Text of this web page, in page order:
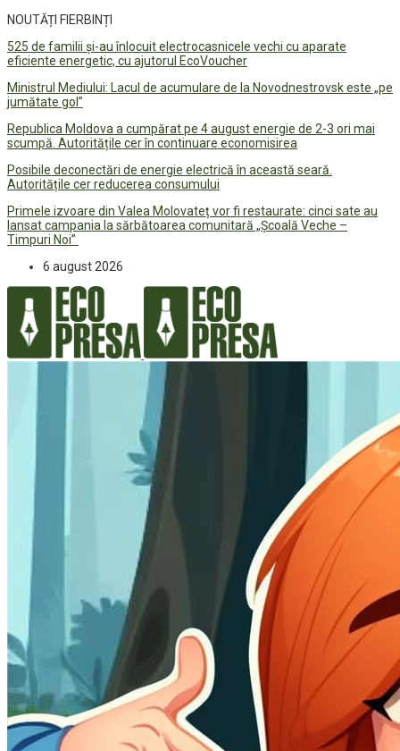
NOUTĂȚI FIERBINȚI
525 de familii și-au înlocuit electrocasnicele vechi cu aparate
eficiente energetic, cu ajutorul EcoVoucher
Ministrul Mediului: Lacul de acumulare de la Novodnestrovsk este „pe
jumătate gol”
Republica Moldova a cumpărat pe 4 august energie de 2-3 ori mai
scumpă. Autoritățile cer în continuare economisirea
Posibile deconectări de energie electrică în această seară.
Autoritățile cer reducerea consumului
Primele izvoare din Valea Molovateț vor fi restaurate: cinci sate au
lansat campania la sărbătoarea comunitară „Școală Veche –
Timpuri Noi”
6 august 2026